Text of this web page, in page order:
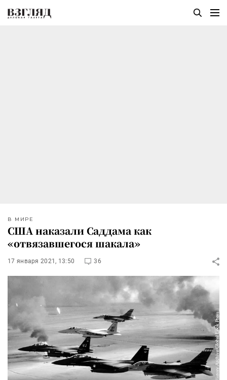
В МИРЕ
США наказали Саддама как
«отвязавшегося шакала»
17 января 2021, 13:50 36